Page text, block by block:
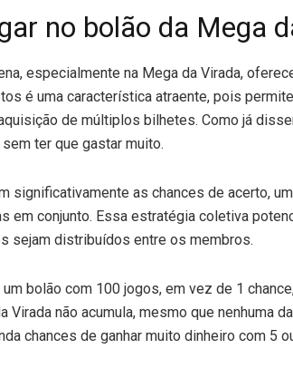
no bolão da Mega
especialmente na Mega da Virada,
é uma característica atraente, pois
de múltiplos bilhetes. Como já
ter que gastar muito.
significativamente as chances de acerto,
em conjunto. Essa estratégia coletiva
sejam distribuídos entre os membros.
bolão com 100 jogos, em vez de 1
Virada não acumula, mesmo que nenhuma
chances de ganhar muito dinheiro com 5